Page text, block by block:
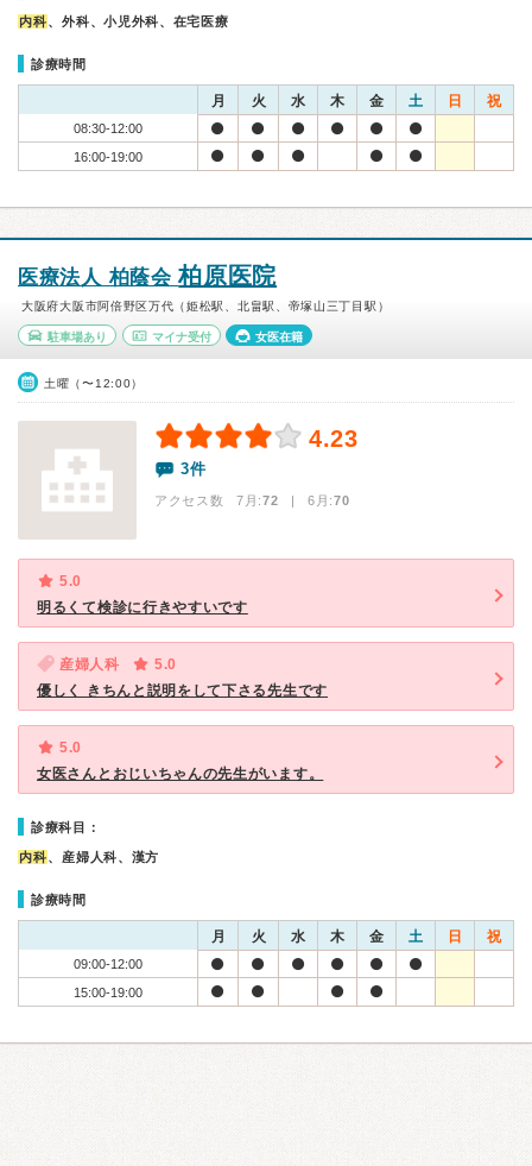
内科、外科、小児外科、在宅医療
診療時間
月 火 水 木 金 土 日 祝
08:30-12:00
16:00-19:00
医療法人 柏蔭会柏原医院
大阪府大阪市阿倍野区万代（姫松駅、北畠駅、帝塚山三丁目駅）
駐車場あり マイナ受付 女医在籍
土曜（〜12:00）
4.23
3件
アクセス数 7月:72 | 6月:70
5.0
明るくて検診に行きやすいです
産婦人科
5.0
優しく きちんと説明をして下さる先生です
5.0
女医さんとおじいちゃんの先生がいます。
診療科目：
内科、産婦人科、漢方
診療時間
月 火 水 木 金 土 日 祝
09:00-12:00
15:00-19:00